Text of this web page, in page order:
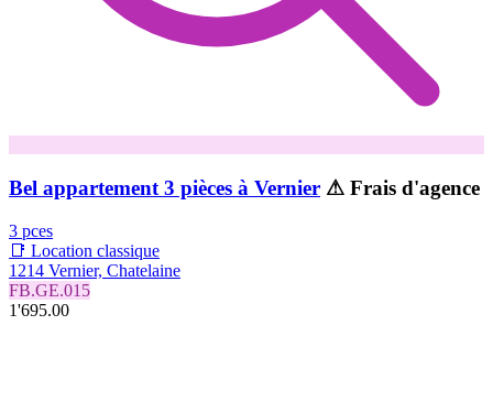
Bel appartement 3 pièces à Vernier ⚠ Frais d'agence
3 pces
📑 Location classique
1214 Vernier, Chatelaine
FB.GE.015
1'695.00